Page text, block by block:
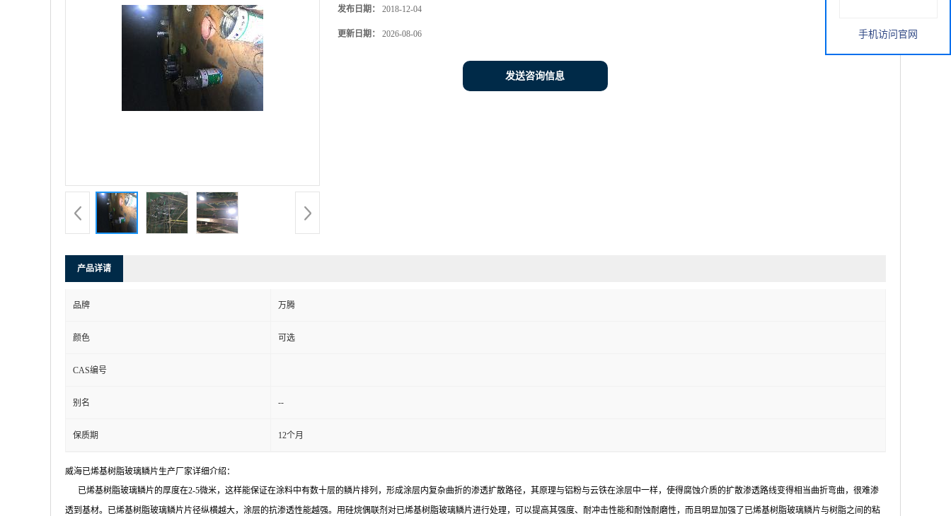
发布日期： 2018-12-04
更新日期： 2026-08-06
发送咨询信息
产品详请
品牌 万腾
颜色 可选
CAS编号
别名 --
保质期 12个月
威海已烯基树脂玻璃鳞片生产厂家详细介绍：
已烯基树脂玻璃鳞片的厚度在2-5微米，这样能保证在涂料中有数十层的鳞片排列，形成涂层内复杂曲折的渗透扩散路径，其原理与铝粉与云铁在涂层中一样，使得腐蚀介质的扩散渗透路线变得相当曲折弯曲，很难渗
透到基材。已烯基树脂玻璃鳞片片径纵横越大，涂层的抗渗透性能越强。用硅烷偶联剂对已烯基树脂玻璃鳞片进行处理，可以提高其强度、耐冲击性能和耐蚀耐磨性，而且明显加强了已烯基树脂玻璃鳞片与树脂之间的粘
手机访问官网